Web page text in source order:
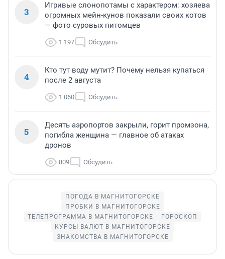
3
Игривые слонопотамы с характером: хозяева
огромных мейн-кунов показали своих котов
— фото суровых питомцев
1 197 Обсудить
4
Кто тут воду мутит? Почему нельзя купаться
после 2 августа
1 060 Обсудить
5
Десять аэропортов закрыли, горит промзона,
погибла женщина — главное об атаках
дронов
809 Обсудить
ПОГОДА В МАГНИТОГОРСКЕ
ПРОБКИ В МАГНИТОГОРСКЕ
ТЕЛЕПРОГРАММА В МАГНИТОГОРСКЕ
ГОРОСКОП
КУРСЫ ВАЛЮТ В МАГНИТОГОРСКЕ
ЗНАКОМСТВА В МАГНИТОГОРСКЕ